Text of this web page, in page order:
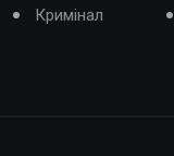
Кримінал